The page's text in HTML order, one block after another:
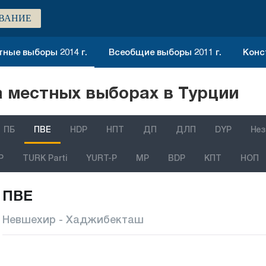
выборы 2014 г. Всеобщие выборы 2011 г.
выборах в Турции
ПБ ПВЕ HDP НПТ ДП ДЛП DYP
TURK Parti YURT-P MP BDP КПТ НОП
ПВЕ
Невшехир - Хаджибекташ